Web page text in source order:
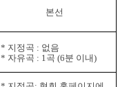
본선
* 지정곡 : 없음
* 자유곡 : 1곡 (6분 이내)